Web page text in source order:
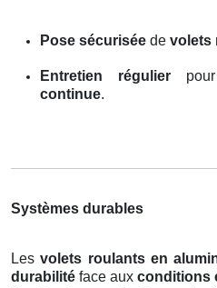
Pose sécurisée de volets
Entretien régulierpour
continue.
Systèmes durables
Lesvolets roulants en
durabilité face aux conditions